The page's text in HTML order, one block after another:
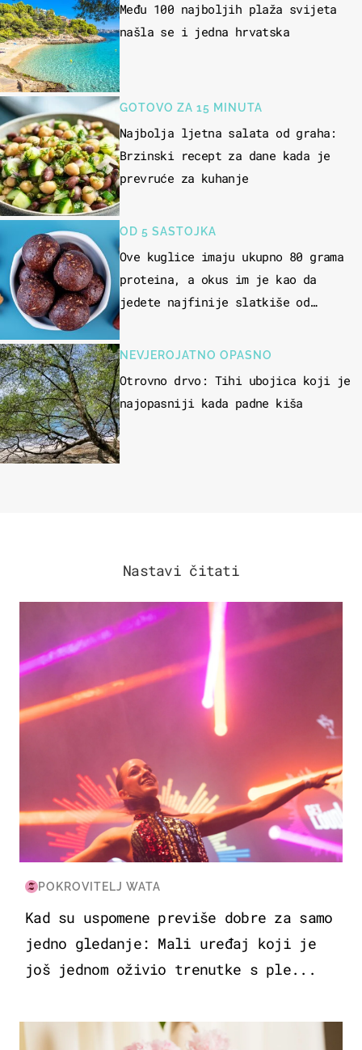
Među 100 najboljih plaža svijeta
našla se i jedna hrvatska
GOTOVO ZA 15 MINUTA
Najbolja ljetna salata od graha:
Brzinski recept za dane kada je
prevruće za kuhanje
OD 5 SASTOJKA
Ove kuglice imaju ukupno 80 grama
proteina, a okus im je kao da
jedete najfinije slatkiše od
NEVJEROJATNO OPASNO
Otrovno drvo: Tihi ubojica koji je
najopasniji kada padne kiša
Nastavi čitati
KULTURA & ZABAVA
POKROVITELJ WATA
Kad su uspomene previše dobre za samo
jedno gledanje: Mali uređaj koji je
još jednom oživio trenutke s ple...
MODA & LJEPOTA